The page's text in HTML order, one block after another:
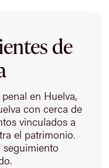
de
en Huelva,
con cerca de
vinculados a
el patrimonio.